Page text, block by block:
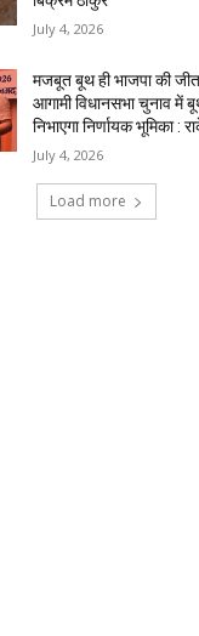
July 4, 2026
मजबूत बूथ ही भाजपा की जीत
आगामी विधानसभा चुनाव में
निभाएगा निर्णायक भूमिका :
July 4, 2026
Load more